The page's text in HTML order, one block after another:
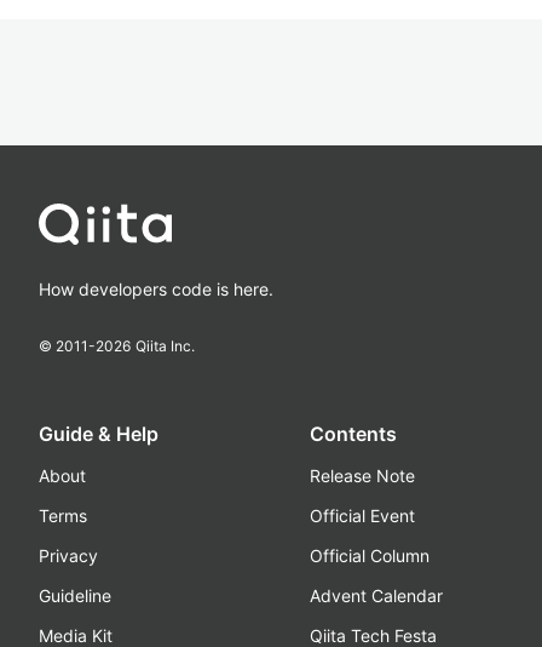
How developers code is here.
© 2011-2026 Qiita Inc.
Guide & Help
About
Terms
Privacy
Guideline
Media Kit
Contents
Release Note
Official Event
Official Column
Advent Calendar
Qiita Tech Festa